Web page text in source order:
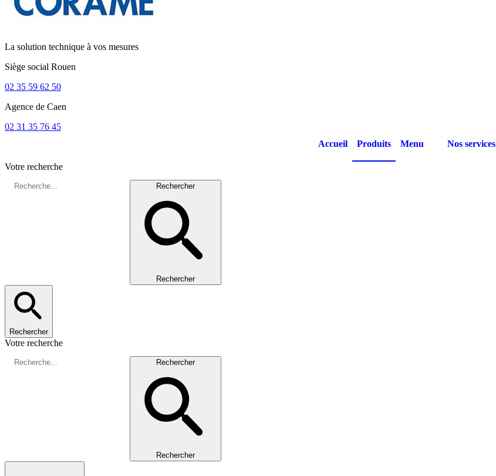
La solution technique à vos mesures
Siège social Rouen
02 35 59 62 50
Agence de Caen
02 31 35 76 45
Accueil
Produits Menu Nos services
Votre recherche
Rechercher
Rechercher
Rechercher
Votre recherche
Rechercher
Rechercher